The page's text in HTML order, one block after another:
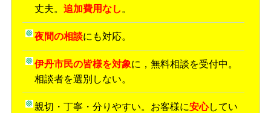
丈夫。 追加費用なし 。
夜間の相談にも対応。
伊丹市民の皆様を対象に，無料相談を受付中。
相談者を選別しない。
親切・丁寧・分りやすい。お客様に安心してい